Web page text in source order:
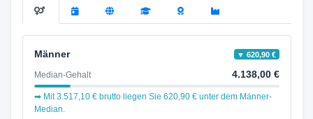
Männer ▼ 620,90 €
Median-Gehalt 4.138,00 €
➡ Mit 3.517,10 € brutto liegen Sie 620,90 € unter dem Männer-
Median.